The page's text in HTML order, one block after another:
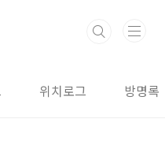
위치로그 방명록